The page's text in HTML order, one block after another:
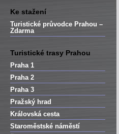
Ke stažení
Turistické průvodce Prahou –
Zdarma
Turistické trasy Prahou
Praha 1
Praha 2
Praha 3
Pražský hrad
Královská cesta
Staroměstské náměstí